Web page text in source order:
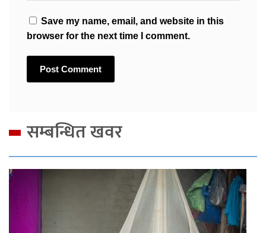
Save my name, email, and website in this
browser for the next time I comment.
सम्बन्धित खवर